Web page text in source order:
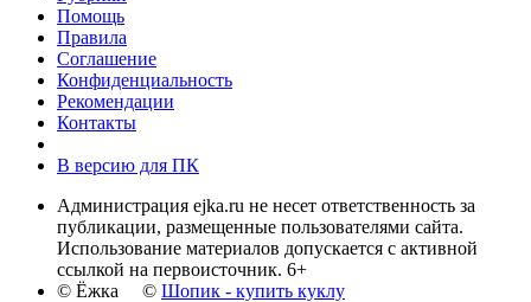
Помощь
Правила
Соглашение
Конфиденциальность
Рекомендации
Контакты
В версию для ПК
Администрация ejka.ru не несет ответственность за
публикации, размещенные пользователями сайта.
Использование материалов допускается с активной
ссылкой на первоисточник. 6+
© Ёжка © Шопик - купить куклу